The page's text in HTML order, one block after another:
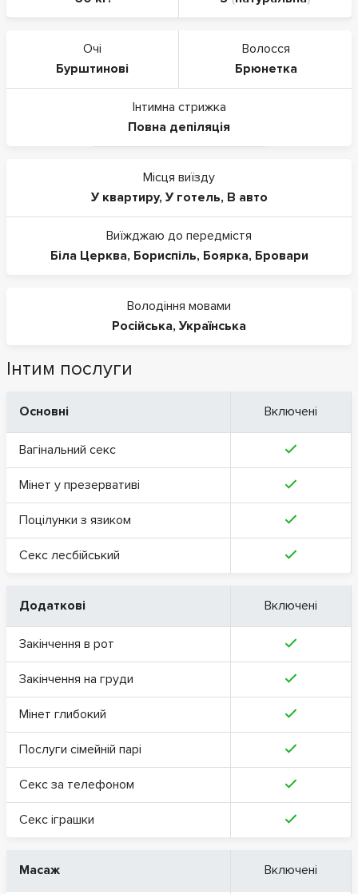
Очі
Бурштинові
Волосся
Брюнетка
Інтимна стрижка
Повна депіляція
Місця виїзду
У квартиру, У готель, В авто
Виїжджаю до передмістя
Біла Церква, Бориспіль, Боярка, Бровари
Володіння мовами
Російська, Українська
Інтим послуги
Основні Включені
Вагінальний секс
Мінет у презервативі
Поцілунки з язиком
Секс лесбійський
Додаткові Включені
Закінчення в рот
Закінчення на груди
Мінет глибокий
Послуги сімейній парі
Секс за телефоном
Секс іграшки
Масаж Включені